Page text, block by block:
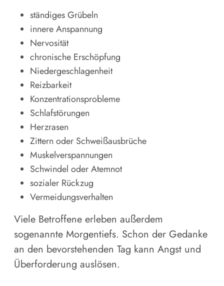
ständiges Grübeln
innere Anspannung
Nervosität
chronische Erschöpfung
Niedergeschlagenheit
Reizbarkeit
Konzentrationsprobleme
Schlafstörungen
Herzrasen
Zittern oder Schweißausbrüche
Muskelverspannungen
Schwindel oder Atemnot
sozialer Rückzug
Vermeidungsverhalten
Viele Betroffene erleben außerdem
sogenannte Morgentiefs. Schon der Gedanke
an den bevorstehenden Tag kann Angst und
Überforderung auslösen.